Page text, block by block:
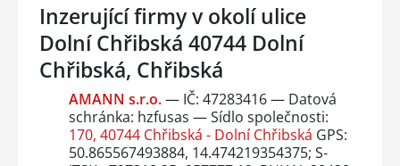
Inzerující firmy v okolí ulice
Dolní Chřibská 40744 Dolní
Chřibská, Chřibská
AMANN s.r.o.— IČ: 47283416 — Datová
schránka: hzfusas — Sídlo společnosti:
170, 40744 Chřibská - Dolní Chřibská GPS:
50.865567493884, 14.474219354375; S-